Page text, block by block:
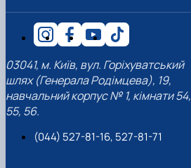
03041, м. Київ, вул. Горіхуватський
шлях (Генерала Родімцева), 19,
навчальний корпус № 1, кімнати 54,
55, 56.
(044) 527-81-16, 527-81-71